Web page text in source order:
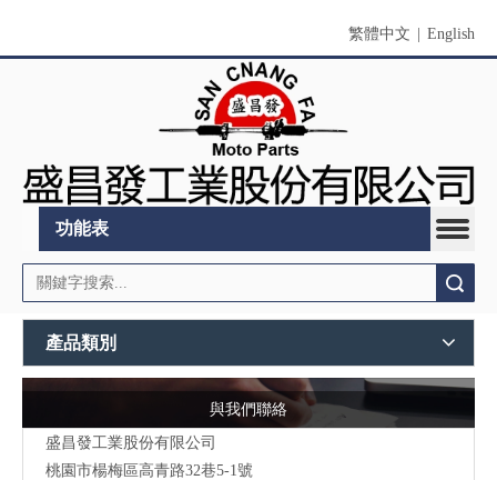
繁體中文 English
功能表
產品類別
與我們聯絡
盛昌發工業股份有限公司
桃園市楊梅區高青路32巷5-1號